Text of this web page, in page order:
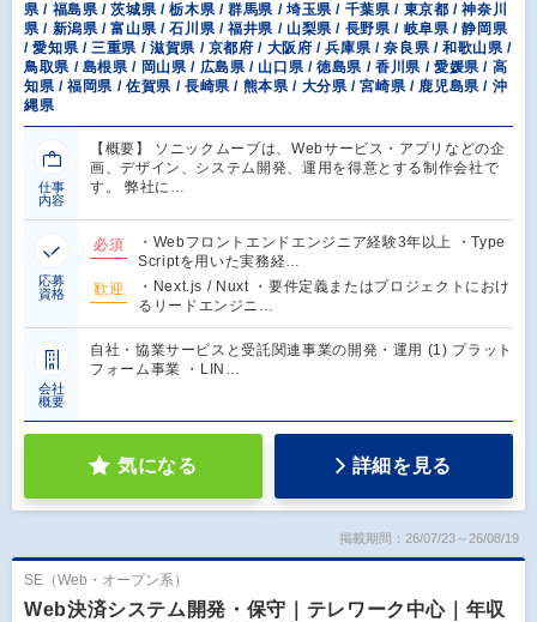
県 / 福島県 / 茨城県 / 栃木県 / 群馬県 / 埼玉県 / 千葉県 / 東京都 / 神奈川
県 / 新潟県 / 富山県 / 石川県 / 福井県 / 山梨県 / 長野県 / 岐阜県 / 静岡県
/ 愛知県 / 三重県 / 滋賀県 / 京都府 / 大阪府 / 兵庫県 / 奈良県 / 和歌山県 /
鳥取県 / 島根県 / 岡山県 / 広島県 / 山口県 / 徳島県 / 香川県 / 愛媛県 / 高
知県 / 福岡県 / 佐賀県 / 長崎県 / 熊本県 / 大分県 / 宮崎県 / 鹿児島県 / 沖
縄県
仕事
内容
【概要】 ソニックムーブは、Webサービス・アプリなどの企
画、デザイン、システム開発、運用を得意とする制作会社で
す。 弊社に…
応募
資格
必須
・Webフロントエンドエンジニア経験3年以上 ・Type
Scriptを用いた実務経…
歓迎
・Next.js / Nuxt ・要件定義またはプロジェクトにおけ
るリードエンジニ…
会社
概要
自社・協業サービスと受託関連事業の開発・運用 (1) プラット
フォーム事業 ・LIN…
気になる 詳細を見る
掲載期間：26/07/23～26/08/19
SE（Web・オープン系）
Web決済システム開発・保守｜テレワーク中心｜年収